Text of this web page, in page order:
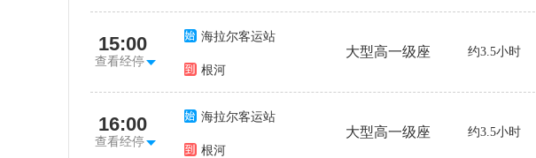
15:00
查看经停
海拉尔客运站
根河
大型高一级座 约3.5小时
16:00
查看经停
海拉尔客运站
根河
大型高一级座 约3.5小时